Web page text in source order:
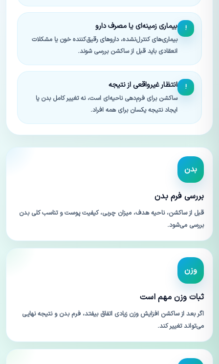
! بیماری زمینه‌ای یا مصرف دارو
بیماری‌های کنترل‌نشده، داروهای رقیق‌کننده خون یا مشکلات
انعقادی باید قبل از ساکشن بررسی شوند.
! انتظار غیرواقعی از نتیجه
ساکشن برای فرم‌دهی ناحیه‌ای است، نه تغییر کامل بدن یا
ایجاد نتیجه یکسان برای همه افراد.
بدن
بررسی فرم بدن
قبل از ساکشن، ناحیه هدف، میزان چربی، کیفیت پوست و تناسب کلی بدن
بررسی می‌شود.
وزن
ثبات وزن مهم است
اگر بعد از ساکشن افزایش وزن زیادی اتفاق بیفتد، فرم بدن و نتیجه نهایی
می‌تواند تغییر کند.